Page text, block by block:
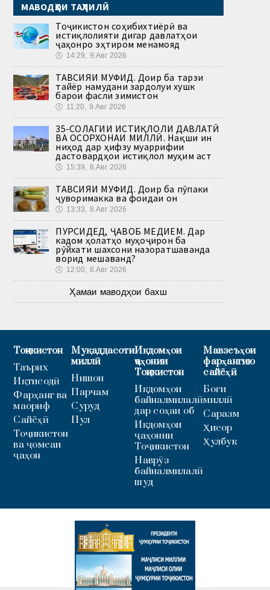
МАВОДҲОИ ТАҲЛИЛӢ
Тоҷикистон соҳибихтиёрӣ ва
истиқлолияти дигар давлатҳои
ҷаҳонро эҳтиром менамояд
🕔 14:29, 9.Авг 2026
ТАВСИЯИ МУФИД. Доир ба тарзи
тайёр намудани зардолуи хушк
барои фасли зимистон
🕔 11:20, 9.Авг 2026
35-СОЛАГИИ ИСТИҚЛОЛИ ДАВЛАТӢ
ВА ОСОРХОНАИ МИЛЛӢ. Нақши ин
ниҳод дар ҳифзу муаррифии
дастовардҳои истиқлол муҳим аст
🕔 15:39, 8.Авг 2026
ТАВСИЯИ МУФИД. Доир ба пӯпаки
ҷуворимакка ва фоидаи он
🕔 13:33, 8.Авг 2026
ПУРСИДЕД, ҶАВОБ МЕДИҲЕМ. Дар
кадом ҳолатҳо муҳоҷирон ба
рӯйхати шахсони назоратшаванда
ворид мешаванд?
🕔 12:00, 8.Авг 2026
Ҳамаи маводҳои бахш
Тоҷикистон
Таърих
Иқтисодӣ
Фарҳанг ва
маориф
Сайёҳӣ
Тоҷикистон
ва ҷомеаи
ҷаҳон
Муқаддасоти
миллӣ
Нишон
Парчам
Суруд
Пул
Иқдомҳои
ҷаҳонии
Тоҷикистон
Иқдомҳои
байналмилалӣ
дар соҳаи об
Иқдомҳои
ҷаҳонии
Тоҷикистон
Наврӯз
байналмилалӣ
шуд
Мавзеъҳои
фарҳангию
сайёҳӣ
Боғи
миллӣ
Саразм
Ҳисор
Ҳулбук